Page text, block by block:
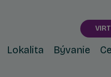
Lokalita Bývanie